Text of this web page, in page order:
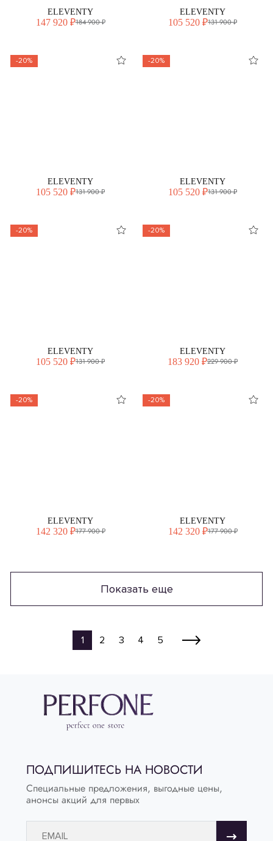
ELEVENTY
147 920 ₽184 900 ₽
ELEVENTY
105 520 ₽131 900 ₽
-20%
ELEVENTY
105 520 ₽131 900 ₽
-20%
ELEVENTY
105 520 ₽131 900 ₽
-20%
ELEVENTY
105 520 ₽131 900 ₽
-20%
ELEVENTY
183 920 ₽229 900 ₽
-20%
ELEVENTY
142 320 ₽177 900 ₽
-20%
ELEVENTY
142 320 ₽177 900 ₽
Показать еще
1 2 3 4 5
ПОДПИШИТЕСЬ НА НОВОСТИ
Специальные предложения, выгодные цены,
анонсы акций для первых